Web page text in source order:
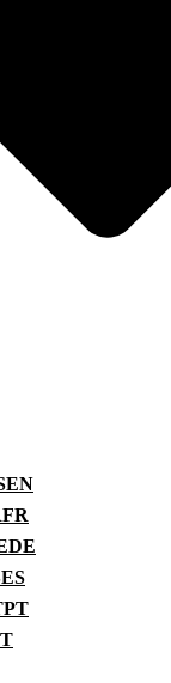
EN
FR
DE
ES
PT